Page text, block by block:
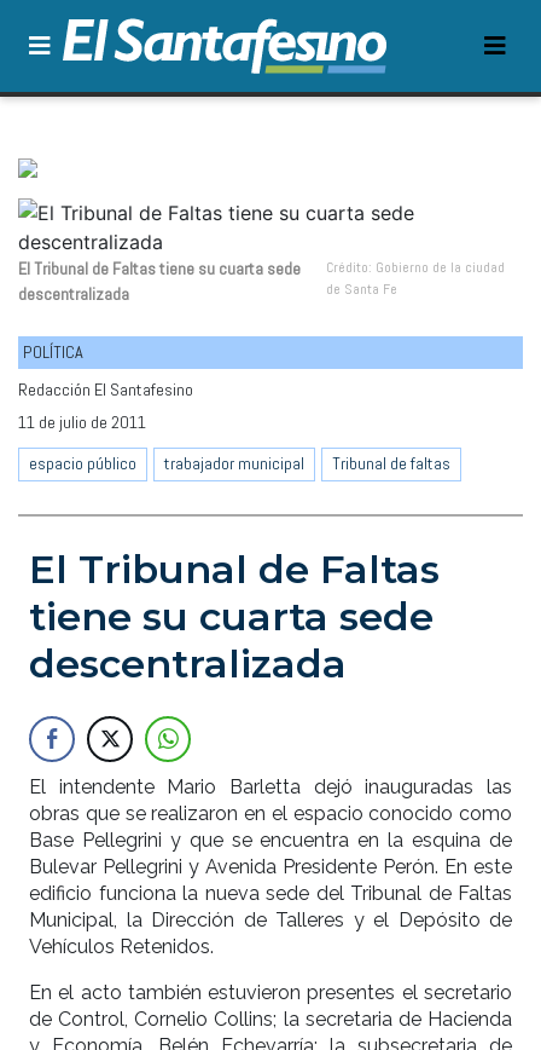
El Tribunal de Faltas tiene su cuarta sede
descentralizada
Crédito: Gobierno de la ciudad
de Santa Fe
POLÍTICA
Redacción El Santafesino
11 de julio de 2011
espacio público
trabajador municipal Tribunal de faltas
El Tribunal de Faltas
tiene su cuarta sede
descentralizada
El intendente Mario Barletta dejó inauguradas las
obras que se realizaron en el espacio conocido como
Base Pellegrini y que se encuentra en la esquina de
Bulevar Pellegrini y Avenida Presidente Perón. En este
edificio funciona la nueva sede del Tribunal de Faltas
Municipal, la Dirección de Talleres y el Depósito de
Vehículos Retenidos.
En el acto también estuvieron presentes el secretario
de Control, Cornelio Collins; la secretaria de Hacienda